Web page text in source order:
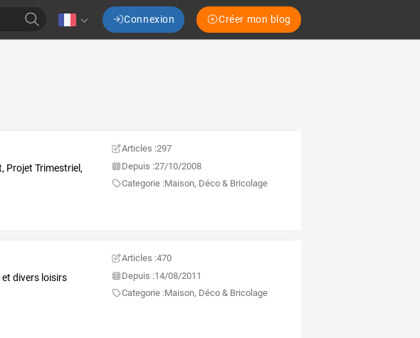
Connexion Créer mon blog
Projet Trimestriel,
Articles :297
Depuis :27/10/2008
Categorie :Maison, Déco & Bricolage
divers loisirs
Articles :470
Depuis :14/08/2011
Categorie :Maison, Déco & Bricolage